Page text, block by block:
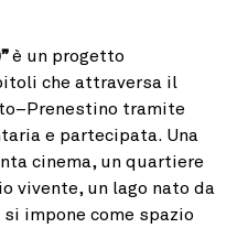
è un progetto
che attraversa il
tramite
e partecipata. Una
cinema, un quartiere
vivente, un lago nato da
impone come spazio